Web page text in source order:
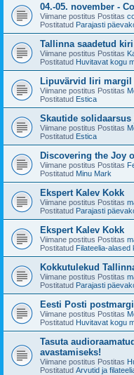
04.-05. november -
Viimane postitus Postitas
Postitatud Parajasti
Tallinna saadetud
Viimane postitus Postitas
Postitatud Huvitavat kogu
Lipuvärvid Iiri margil
Viimane postitus Postitas
Postitatud Estica
Skautide
Viimane postitus Postitas
Postitatud Estica
Discovering the Joy
Viimane postitus Postitas
Postitatud Minu Mark
Ekspert Kalev Kokk
Viimane postitus Postitas
Postitatud Parajasti
Ekspert Kalev Kokk
Viimane postitus Postitas
Postitatud Filateelia-
Kokkutulekud
Viimane postitus Postitas
Postitatud Parajasti
Eesti Posti
Viimane postitus Postitas
Postitatud Huvitavat kogu
Tasuta
avastamiseks!
Viimane postitus Postitas
Postitatud Arvutid ja